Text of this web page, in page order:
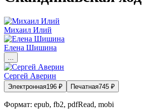
Михаил Илий
Елена Шишина
Сергей Аверин
Электронная196 ₽ Печатная745 ₽
Формат: epub, fb2, pdfRead, mobi